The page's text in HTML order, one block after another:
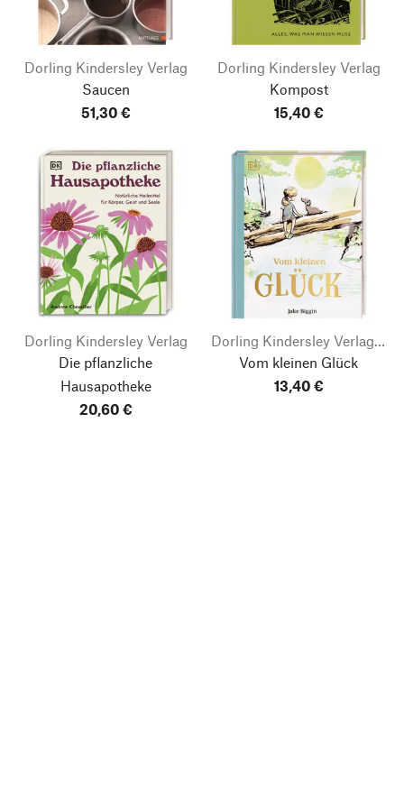
Dorling Kindersley Verlag
Saucen
51,30 €
Dorling Kindersley Verlag
Kompost
15,40 €
Dorling Kindersley Verlag
Die pflanzliche
Hausapotheke
20,60 €
Dorling Kindersley Verlag | Stiftsbibliothek St. Gallen
Vom kleinen Glück
13,40 €